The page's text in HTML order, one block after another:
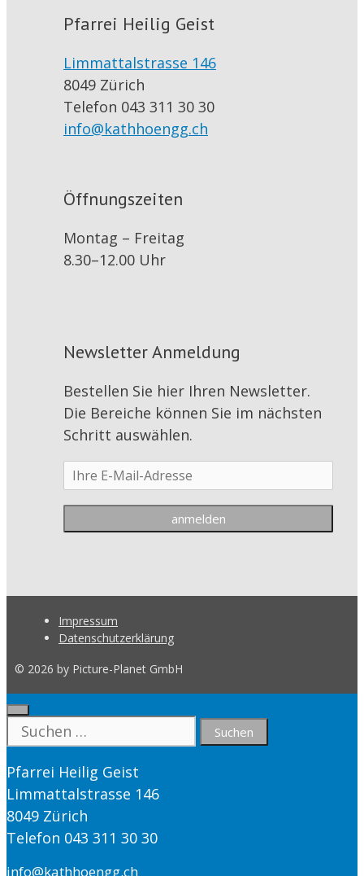
Pfarrei Heilig Geist
Limmattalstrasse 146
8049 Zürich
Telefon 043 311 30 30
info@kathhoengg.ch
Öffnungszeiten
Montag – Freitag
8.30–12.00 Uhr
Newsletter Anmeldung
Bestellen Sie hier Ihren Newsletter.
Die Bereiche können Sie im nächsten
Schritt auswählen.
Impressum
Datenschutzerklärung
© 2026 by Picture-Planet GmbH
Close
Suche
nach:
Pfarrei Heilig Geist
Limmattalstrasse 146
8049 Zürich
Telefon 043 311 30 30
info@kathhoengg.ch